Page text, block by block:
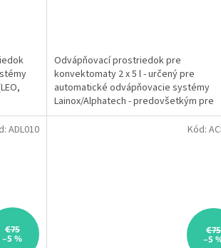
Odvápňovací prostriedok pre
konvektomaty 2 x 5 l - určený pre
automatické odvápňovacie systémy
Lainox/Alphatech - predovšetkým pre
konvektomaty LEO, Sapiens, Naboo -
€75
–5 %
ADL010
€75
–5
Kód: